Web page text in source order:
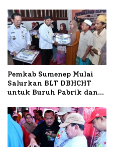
Terbakar
Pemkab Sumenep Mulai
Salurkan BLT DBHCHT
untuk Buruh Pabrik dan